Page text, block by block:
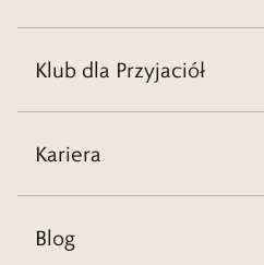
Czytaj więcej
Klub dla Przyjaciół
Kariera
Blog